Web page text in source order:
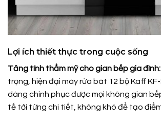
Lợi ích thiết thực trong cuộc sống
Tăng tính thẩm mỹ cho gian bếp gia đình:
trọng, hiện đại máy rửa bát 12 bộ Kaff
dàng chinh phục được mọi không gian
tế tới từng chi tiết, không khó để tạo